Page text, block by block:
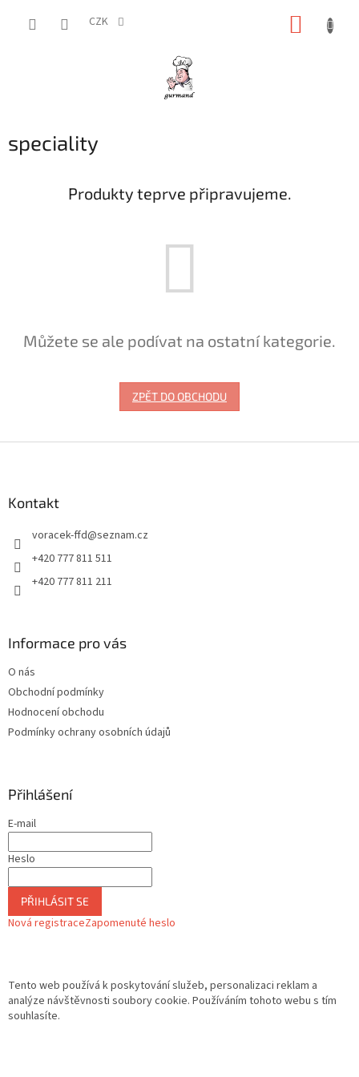
CZK
speciality
Produkty teprve připravujeme.
Můžete se ale podívat na ostatní kategorie.
ZPĚT DO OBCHODU
Kontakt
voracek-ffd@seznam.cz
+420 777 811 511
+420 777 811 211
Informace pro vás
O nás
Obchodní podmínky
Hodnocení obchodu
Podmínky ochrany osobních údajů
Přihlášení
E-mail
Heslo
PŘIHLÁSIT SE
Nová registraceZapomenuté heslo
Tento web používá k poskytování služeb, personalizaci reklam a
analýze návštěvnosti soubory cookie. Používáním tohoto webu s tím
souhlasíte.